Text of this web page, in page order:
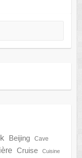
Beijing Cave
Cruise Cuisine